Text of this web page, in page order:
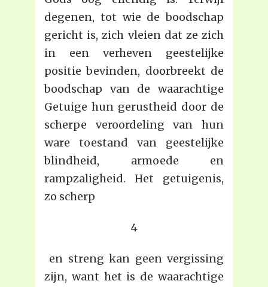
degenen, tot wie de boodschap
gericht is, zich vleien dat ze zich
in een verheven geestelijke
positie bevinden, doorbreekt de
boodschap van de waarachtige
Getuige hun gerustheid door de
scherpe veroordeling van hun
ware toestand van geestelijke
blindheid, armoede en
rampzaligheid. Het getuigenis,
zo scherp
4
en streng kan geen vergissing
zijn, want het is de waarachtige